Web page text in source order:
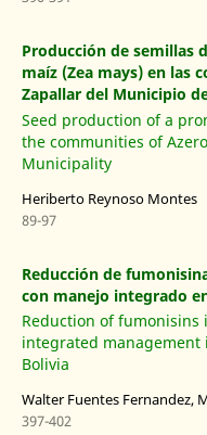
Producción de semillas
maíz (Zea mays) en las
Zapallar del Municipio
Seed production of a
the communities of
Municipality
Heriberto Reynoso Montes
89-97
Reducción de
con manejo integrado
Reduction of
integrated management
Bolivia
Walter Fuentes Fernandez,
397-402